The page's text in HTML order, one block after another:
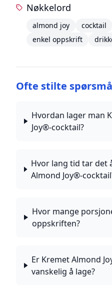
Nøkkelord
almond joy cocktail
enkel oppskrift
Ofte stilte
Hvordan lager man
Joy®-cocktail?
Hvor lang tid tar det
Almond Joy®-
Hvor mange
oppskriften?
Er Kremet Almond
vanskelig å lage?